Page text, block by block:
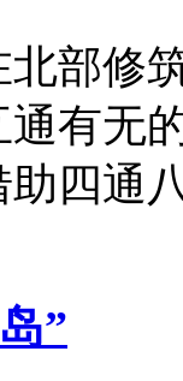
部修
有无
助四
”